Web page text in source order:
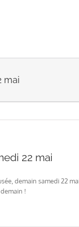
mai
22 mai
demain samedi 22
!